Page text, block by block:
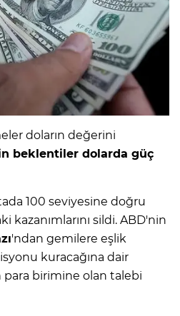
doların değerini
beklentiler dolarda güç
100 seviyesine doğru
kazanımlarını sildi. ABD'nin
'ndan gemilere eşlik
kuracağına dair
birimine olan talebi